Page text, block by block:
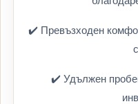
✔️ Превъзходен
✔️ Удължен